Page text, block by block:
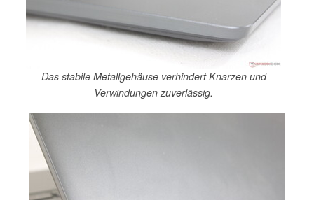
Das stabile Metallgehäuse verhindert Knarzen und
Verwindungen zuverlässig.